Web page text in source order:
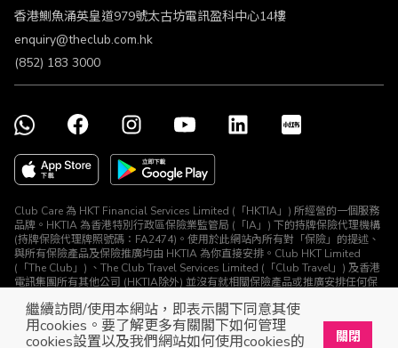
繼續訪問/使用本網站，即表示閣下同意其使
用cookies。要了解更多有關閣下如何管理
cookies設置以及我們網站如何使用cookies的
關閉
認可牌照及通告
香港鰂魚涌英皇道979號太古坊電訊盈科中心14樓
enquiry@theclub.com.hk
(852) 183 3000
Club Care 為 HKT Financial Services Limited (「HKTIA」) 所經營的一個服務
品牌。HKTIA 為香港特別行政區保險業監管局 (「IA」) 下的持牌保險代理機構
(持牌保險代理牌照號碼：FA2474)。使用於此網站內所有對「保險」的提述、
與所有保險產品及保險推廣均由 HKTIA 為你直接安排。Club HKT Limited
(「The Club」) 、The Club Travel Services Limited (「Club Travel」) 及香港
電訊集團所有其他公司 (HKTIA除外) 並沒有就相關保險產品或推廣安排任何保
© The Club 2026. 保留所有權利
立即下載The Club手機app